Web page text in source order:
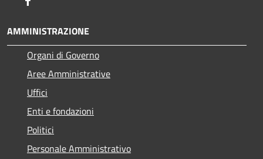
AMMINISTRAZIONE
Organi di Governo
Aree Amministrative
Uffici
Enti e fondazioni
Politici
Personale Amministrativo